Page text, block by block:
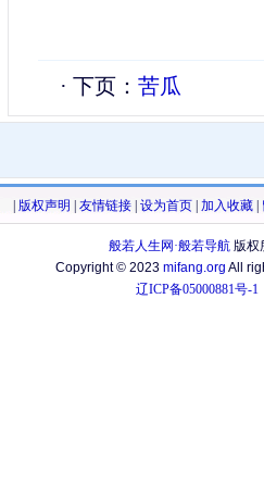
· 下页： 苦瓜
版权声明 友情链接 设为首页 加入收藏
般若人生网·般若导航版权
Copyright © 2023 mifang.org All
辽ICP备05000881号-1